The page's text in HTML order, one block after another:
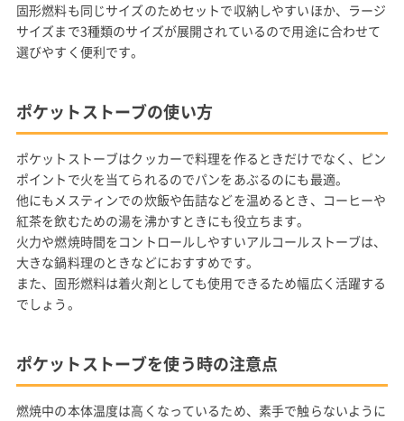
固形燃料も同じサイズのためセットで収納しやすいほか、ラージ
サイズまで3種類のサイズが展開されているので用途に合わせて
選びやすく便利です。
ポケットストーブの使い方
ポケットストーブはクッカーで料理を作るときだけでなく、ピン
ポイントで火を当てられるのでパンをあぶるのにも最適。
他にもメスティンでの炊飯や缶詰などを温めるとき、コーヒーや
紅茶を飲むための湯を沸かすときにも役立ちます。
火力や燃焼時間をコントロールしやすいアルコールストーブは、
大きな鍋料理のときなどにおすすめです。
また、固形燃料は着火剤としても使用できるため幅広く活躍する
でしょう。
ポケットストーブを使う時の注意点
燃焼中の本体温度は高くなっているため、素手で触らないように